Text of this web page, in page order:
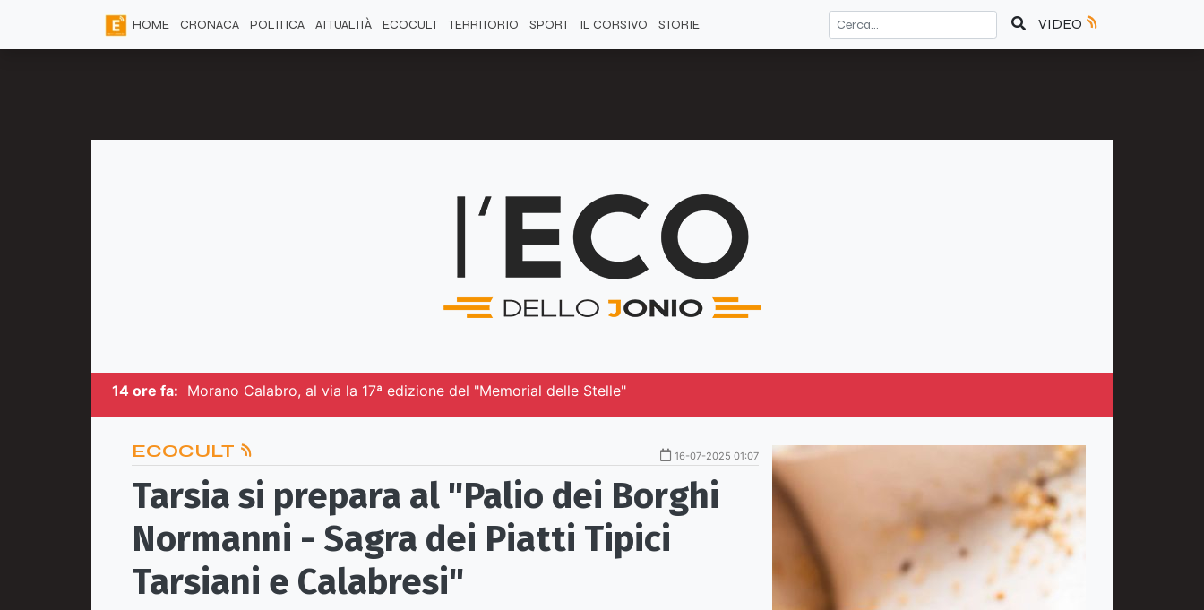
HOME CRONACA POLITICA ATTUALITÀ ECOCULT TERRITORIO SPORT IL CORSIVO STORIE VIDEO
14 ore fa: Morano Calabro, al via la 17ª edizione del "Memorial delle Stelle"
ECOCULT 16-07-2025 01:07
Tarsia si prepara al "Palio dei Borghi
Normanni - Sagra dei Piatti Tipici
Tarsiani e Calabresi"